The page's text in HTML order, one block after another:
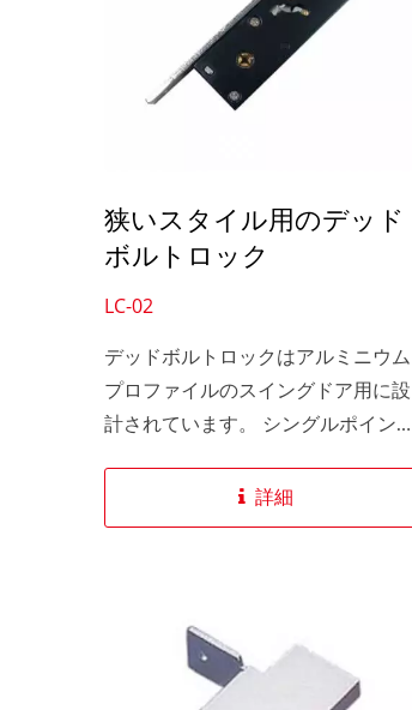
狭いスタイル用のデッド
ボルトロック
LC-02
デッドボルトロックはアルミニウム
プロファイルのスイングドア用に設
計されています。 シングルポイント
機能を組み込んでいます。 スリムデ
ザインは特に狭いスタイル用です。
詳細